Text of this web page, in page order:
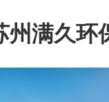
州满久环